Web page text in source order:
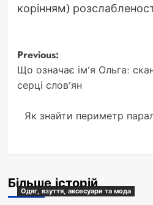
корінням)
Post
navigation
Previous:
Що означає ім’я Ольга:
серці слов’ян
Як знайти периметр
Більше історій
Одяг, взуття, аксесуари та мода